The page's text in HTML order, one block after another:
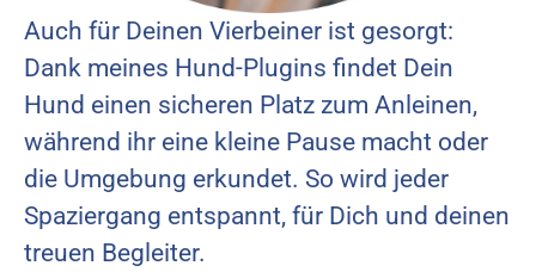
Auch für Deinen Vierbeiner ist gesorgt:
Dank meines Hund-Plugins findet Dein
Hund einen sicheren Platz zum Anleinen,
während ihr eine kleine Pause macht oder
die Umgebung erkundet. So wird jeder
Spaziergang entspannt, für Dich und deinen
treuen Begleiter.